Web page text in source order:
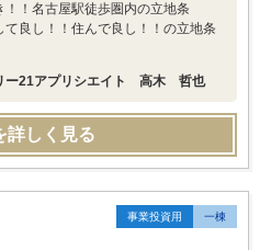
！！名古屋駅徒歩圏内の立地条
て良し！！住んで良し！！の立地条
ー21アプリシエイト 高木 哲也
詳しく見る
事業投資用 一棟